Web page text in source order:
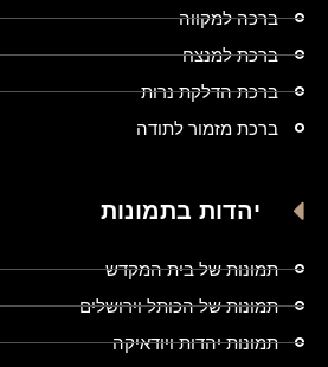
ברכה למקווה
ברכת למנצח
ברכת הדלקת נרות
ברכת מזמור לתודה
יהדות בתמונות
תמונות של בית המקדש
תמונות של הכותל וירושלים
תמונות יהדות ויודאיקה